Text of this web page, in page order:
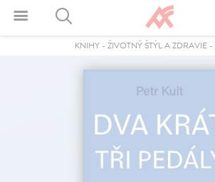
KNIHY- ŽIVOTNÝ ŠTÝL A ZDRAVIE-